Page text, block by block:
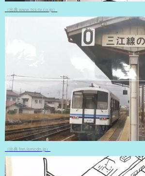
（出典 www.tss-tv.co.jp）
（出典 fnn.ismcdn.jp）